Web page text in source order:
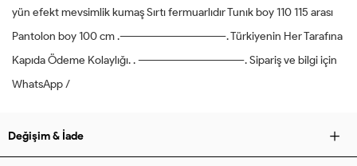
yün efekt mevsimlik kumaş Sırtı fermuarlıdır Tunık boy 110 115 arası
Pantolon boy 100 cm .---------------------------------. Türkiyenin Her Tarafına
Kapıda Ödeme Kolaylığı. . ---------------------------------. Sipariş ve bilgi için
WhatsApp /
Değişim & İade